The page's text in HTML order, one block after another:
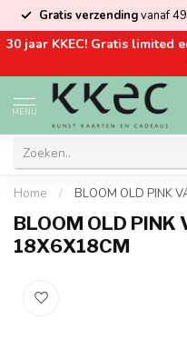
Gratis verzendingvanaf
30 jaar KKEC! Gratis limited
MENU
Home / BLOOM OLD PINK
BLOOM OLD PINK
18X6X18CM